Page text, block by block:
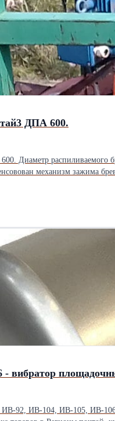
ДПА 600.
Диаметр распиливаемого
руб. Запасной
вибратор
92, ИВ-104, ИВ-105, ИВ-106.